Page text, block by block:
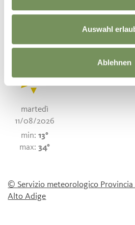
Auswahl
Ablehnen
min:23°
min:12°
max:33°
martedì
11/08/2026
min: 13°
max: 34°
© Servizio meteorologico
Alto Adige